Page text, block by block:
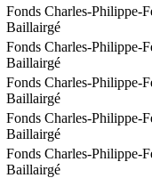
Fonds Charles-Philippe-
Baillairgé
Fonds Charles-Philippe-
Baillairgé
Fonds Charles-Philippe-
Baillairgé
Fonds Charles-Philippe-
Baillairgé
Fonds Charles-Philippe-
Baillairgé